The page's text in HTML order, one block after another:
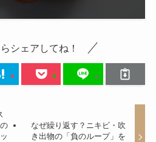
シェアしてね！
なぜ繰り返す？ニキビ・吹
き出物の「負のループ」を